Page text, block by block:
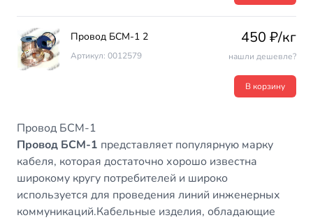
Провод БСМ-1 2
Артикул: 0012579
450 ₽/кг
нашли дешевле?
В корзину
Провод БСМ-1
Провод БСМ-1 представляет популярную марку
кабеля, которая достаточно хорошо известна
широкому кругу потребителей и широко
используется для проведения линий инженерных
коммуникаций.Кабельные изделия, обладающие